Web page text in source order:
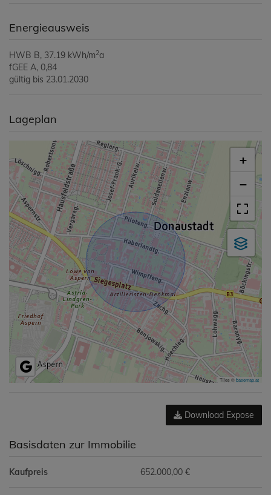
Energieausweis
HWB B, 37.19 kWh/m2a
fGEE A, 0,84
gültig bis 23.01.2030
Lageplan
+
−
Tiles ©basemap.at
Download Expose
Basisdaten zur Immobilie
Kaufpreis 652.000,00 €